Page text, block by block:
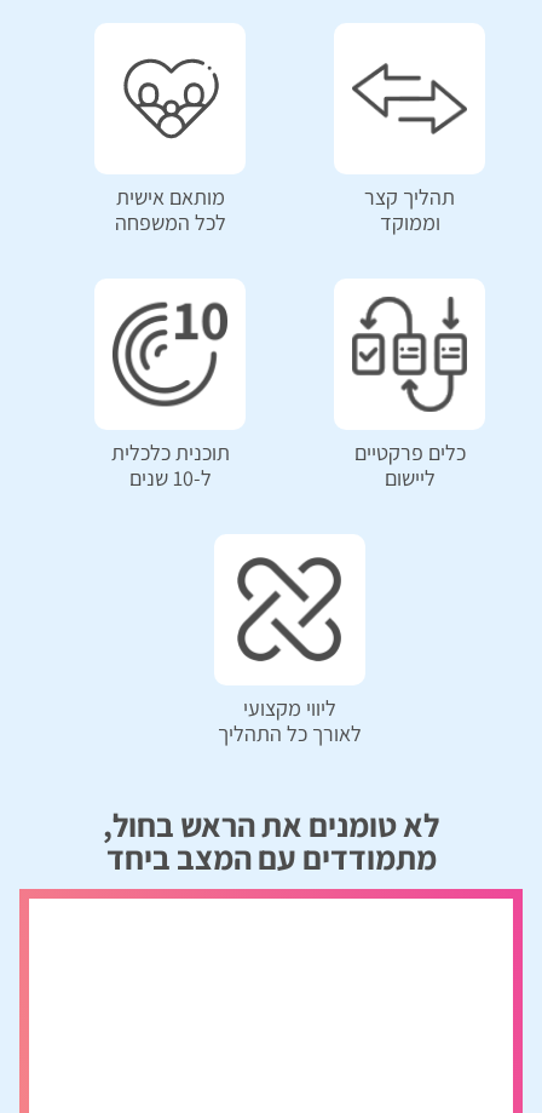
תהליך קצר
וממוקד
מותאם אישית
לכל המשפחה
כלים פרקטיים
ליישום
תוכנית כלכלית
ל-10 שנים
ליווי מקצועי
לאורך כל התהליך
לא טומנים את הראש בחול,
מתמודדים עם המצב ביחד